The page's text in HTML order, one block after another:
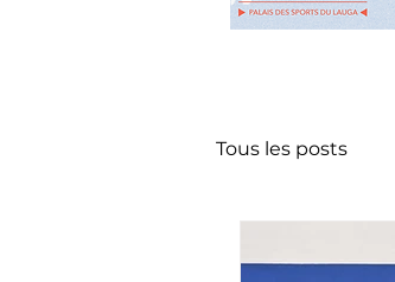
Tous les posts